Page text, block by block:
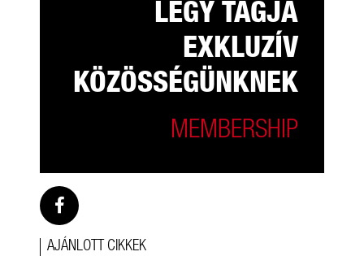
LÉGY TAGJA
EXKLUZÍV
KÖZÖSSÉGÜNKNEK
MEMBERSHIP
AJÁNLOTT CIKKEK